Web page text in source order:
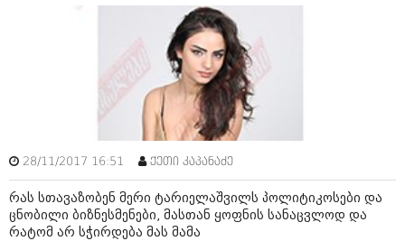
28/11/2017 16:51 ქეთი კაპანაძე
რას სთავაზობენ მერი ტარიელაშვილს პოლიტიკოსები და
ცნობილი ბიზნესმენები, მასთან ყოფნის სანაცვლოდ და
რატომ არ სჭირდება მას მამა